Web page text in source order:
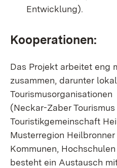
Entwicklung).
Kooperationen:
Das Projekt arbeitet eng
zusammen, darunter
Tourismusorganisationen
(Neckar-Zaber Tourismus
Touristikgemeinschaft
Musterregion Heilbronner
Kommunen,
besteht ein Austausch